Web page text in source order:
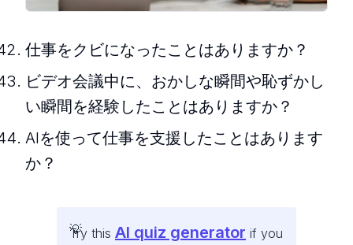
仕事をクビになったことはありますか？
ビデオ会議中に、おかしな瞬間や恥ずかし
い瞬間を経験したことはありますか？
AIを使って仕事を支援したことはあります
か？
Try this AI quiz generator if you